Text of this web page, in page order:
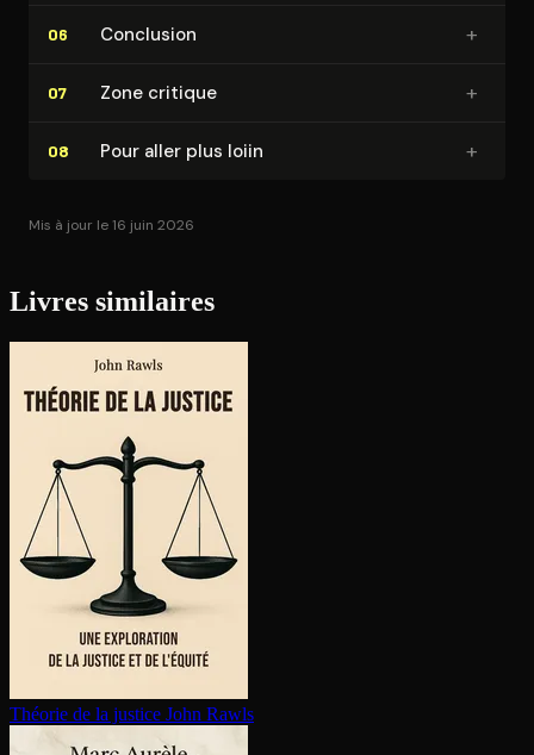
06 Conclusion +
07 Zone critique +
08 Pour aller plus loiin +
Mis à jour le 16 juin 2026
Livres similaires
Théorie de la justice John Rawls